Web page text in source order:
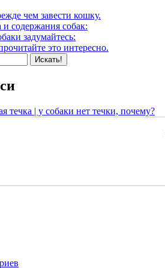
чем завести кошку.
и содержания собак:
задумайтесь:
это интересно.
течка | у собаки нет течки, почему?